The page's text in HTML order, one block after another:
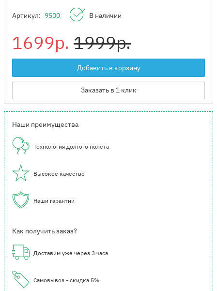
Артикул: 9500 В наличии
1699р. 1999р.
Добавить в корзину
Заказать в 1 клик
Наши преимущества
Технология долгого полета
Высокое качество
Наши гарантии
Как получить заказ?
Доставим уже через 3 часа
Самовывоз - скидка 5%